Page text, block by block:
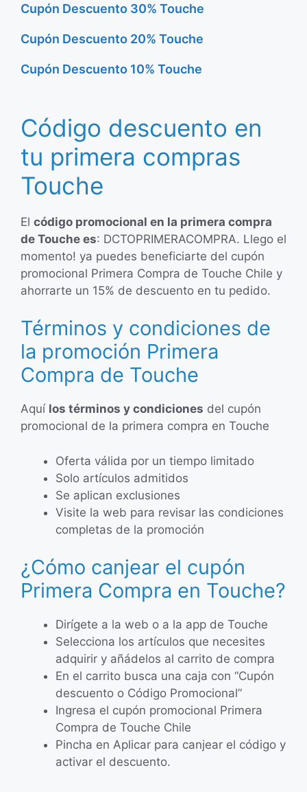
Cupón Descuento 30% Touche
Cupón Descuento 20% Touche
Cupón Descuento 10% Touche
Código descuento en
tu primera compras
Touche
El código promocional en la primera compra
de Touche es: DCTOPRIMERACOMPRA. Llego el
momento! ya puedes beneficiarte del cupón
promocional Primera Compra de Touche Chile y
ahorrarte un 15% de descuento en tu pedido.
Términos y condiciones de
la promoción Primera
Compra de Touche
Aquí los términos y condiciones del cupón
promocional de la primera compra en Touche
Oferta válida por un tiempo limitado
Solo artículos admitidos
Se aplican exclusiones
Visite la web para revisar las condiciones
completas de la promoción
¿Cómo canjear el cupón
Primera Compra en Touche?
Dirígete a la web o a la app de Touche
Selecciona los artículos que necesites
adquirir y añádelos al carrito de compra
En el carrito busca una caja con “Cupón
descuento o Código Promocional”
Ingresa el cupón promocional Primera
Compra de Touche Chile
Pincha en Aplicar para canjear el código y
activar el descuento.